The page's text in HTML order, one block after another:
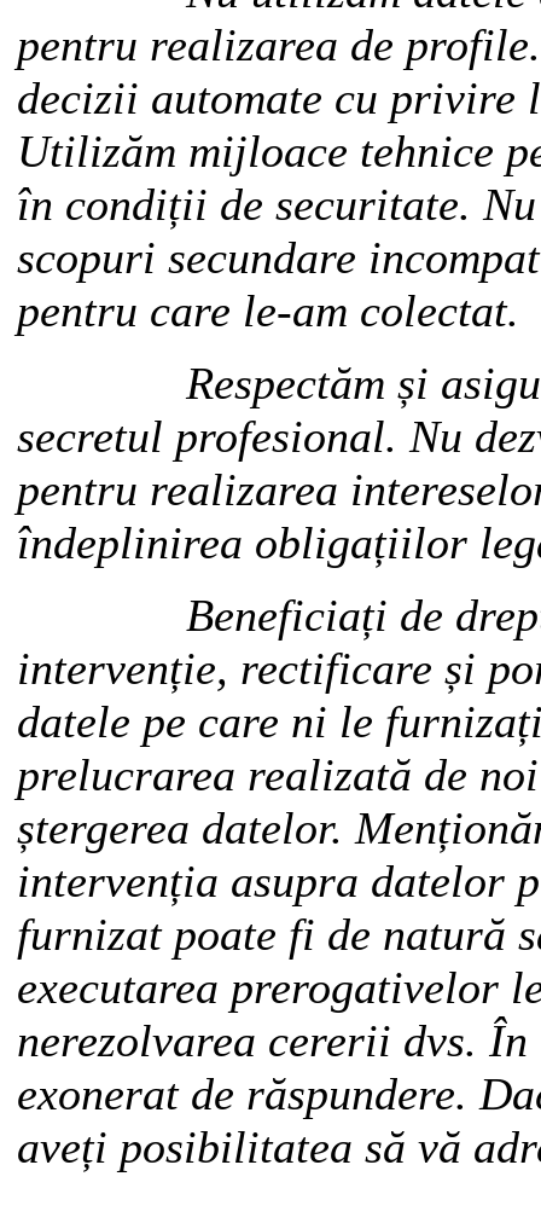
pentru realizarea de
decizii automate cu privire
Utilizăm mijloace tehnice
în condiții de securitate.
scopuri secundare
pentru care le-am colectat.
Respectăm și
secretul profesional. Nu
pentru realizarea
îndeplinirea obligațiilor
Beneficiați de
intervenție, rectificare și
datele pe care ni le
prelucrarea realizată de
ștergerea datelor.
intervenția asupra datelor
furnizat poate fi de natură
executarea prerogativelor
nerezolvarea cererii dvs. În
exonerat de răspundere.
aveți posibilitatea să vă